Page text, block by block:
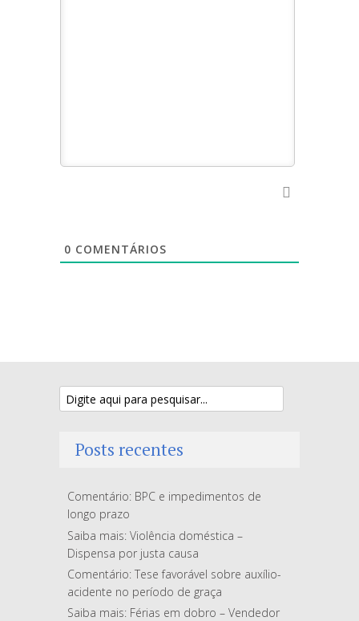
0 COMENTÁRIOS
Posts recentes
Comentário: BPC e impedimentos de
longo prazo
Saiba mais: Violência doméstica –
Dispensa por justa causa
Comentário: Tese favorável sobre auxílio-
acidente no período de graça
Saiba mais: Férias em dobro – Vendedor